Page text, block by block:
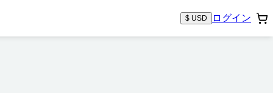
$ USD ログイン